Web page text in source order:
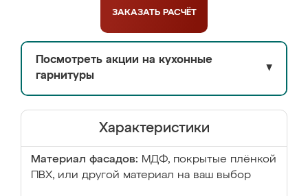
ЗАКАЗАТЬ РАСЧЁТ
Посмотреть акции на кухонные
гарнитуры
▼
Характеристики
Материал фасадов: МДФ, покрытые плёнкой
ПВХ, или другой материал на ваш выбор